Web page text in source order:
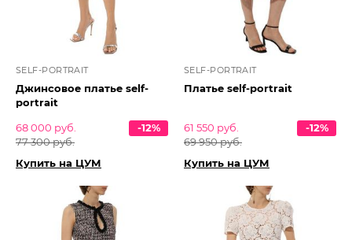
SELF-PORTRAIT
Джинсовое платье self-
portrait
68 000 руб.
77 300 руб.
-12%
Купить на ЦУМ
SELF-PORTRAIT
Платье self-portrait
61 550 руб.
69 950 руб.
-12%
Купить на ЦУМ